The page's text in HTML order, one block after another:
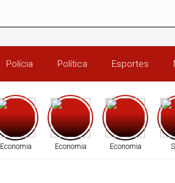
Polícia Política Esportes
Economia Economia Economia